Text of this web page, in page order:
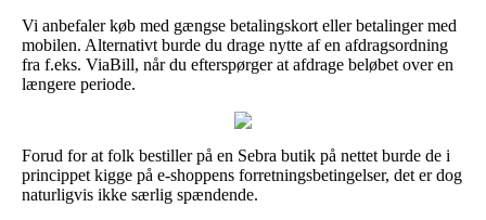
Vi anbefaler køb med gængse betalingskort eller betalinger med
mobilen. Alternativt burde du drage nytte af en afdragsordning
fra f.eks. ViaBill, når du efterspørger at afdrage beløbet over en
længere periode.
Forud for at folk bestiller på en Sebra butik på nettet burde de i
princippet kigge på e-shoppens forretningsbetingelser, det er dog
naturligvis ikke særlig spændende.